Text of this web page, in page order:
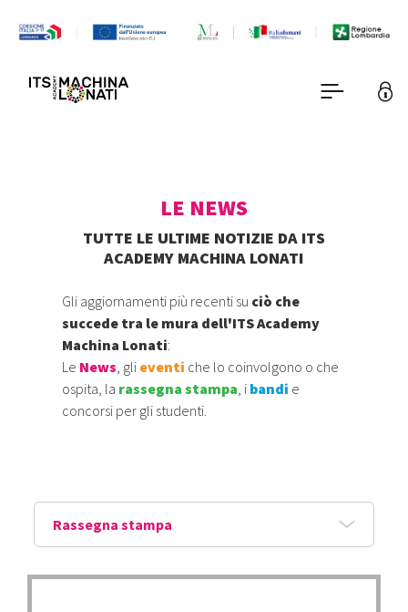
LE NEWS
TUTTE LE ULTIME NOTIZIE DA ITS
ACADEMY MACHINA LONATI
Gli aggiornamenti più recenti su ciò che
succede tra le mura dell'ITS Academy
Machina Lonati:
Le News, gli eventi che lo coinvolgono o che
ospita, la rassegna stampa, i bandi e
concorsi per gli studenti.
Rassegna stampa